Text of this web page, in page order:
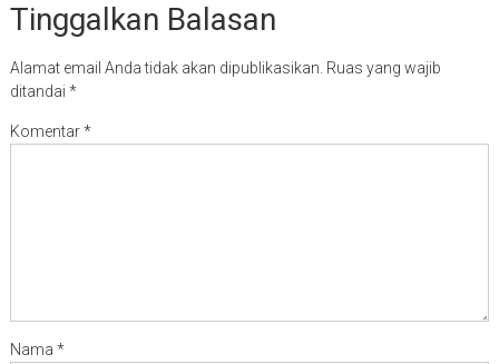
Tinggalkan Balasan
Alamat email Anda tidak akan dipublikasikan. Ruas yang wajib
ditandai *
Komentar*
Nama *